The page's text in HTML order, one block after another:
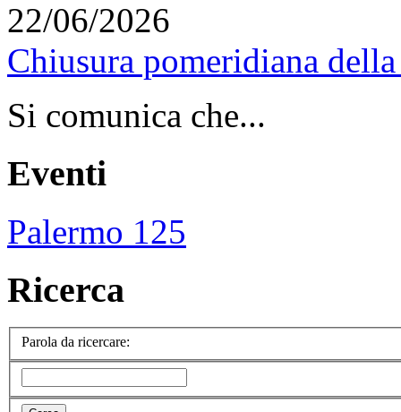
22/06/2026
Chiusura pomeridiana
Si comunica che...
Eventi
Palermo 125
Ricerca
Parola da ricercare: